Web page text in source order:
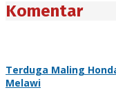
Komentar
Terduga Maling
Melawi